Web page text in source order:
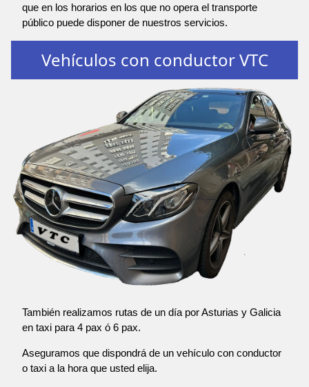
que en los horarios en los que no opera el transporte
público puede disponer de nuestros servicios.
Vehículos con conductor VTC
También realizamos rutas de un día por Asturias y Galicia
en taxi para 4 pax ó 6 pax.
Aseguramos que dispondrá de un vehículo con conductor
o taxi a la hora que usted elija.